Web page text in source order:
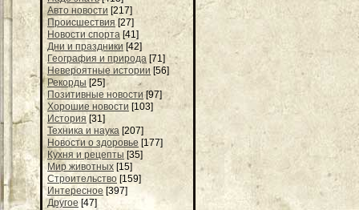
Авто новости [217]
Происшествия [27]
Новости спорта [41]
Дни и праздники [42]
География и природа [71]
Невероятные истории [56]
Рекорды [25]
Позитивные новости [97]
Хорошие новости [103]
История [31]
Техника и наука [207]
Новости о здоровье [177]
Кухня и рецепты [35]
Мир животных [15]
Строительство [159]
Интересное [397]
Другое [47]